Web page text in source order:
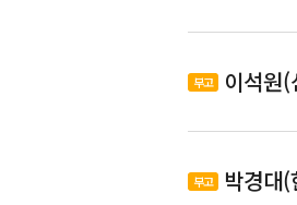
(부고)전종
부고 이석원
(부고)이석
부고 박경대